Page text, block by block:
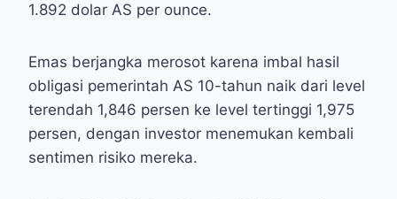
1.892 dolar AS per ounce.
Emas berjangka merosot karena imbal hasil
obligasi pemerintah AS 10-tahun naik dari level
terendah 1,846 persen ke level tertinggi 1,975
persen, dengan investor menemukan kembali
sentimen risiko mereka.